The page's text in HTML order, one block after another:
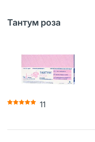
Тантум роза
11